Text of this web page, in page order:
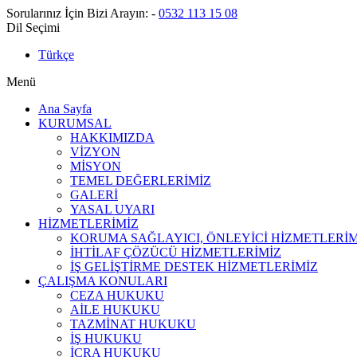
Sorularınız İçin Bizi Arayın: - 0532 113 15 08
Dil Seçimi
Türkçe
Menü
Ana Sayfa
KURUMSAL
HAKKIMIZDA
VİZYON
MİSYON
TEMEL DEĞERLERİMİZ
GALERİ
YASAL UYARI
HİZMETLERİMİZ
KORUMA SAĞLAYICI, ÖNLEYİCİ
İHTİLAF ÇÖZÜCÜ HİZMETLERİMİZ
İŞ GELİŞTİRME DESTEK HİZMETLERİMİZ
ÇALIŞMA KONULARI
CEZA HUKUKU
AİLE HUKUKU
TAZMİNAT HUKUKU
İŞ HUKUKU
İCRA HUKUKU